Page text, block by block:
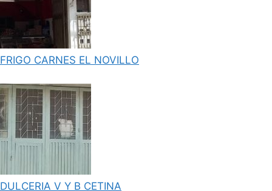
FRIGO CARNES EL NOVILLO
DULCERIA V Y B CETINA